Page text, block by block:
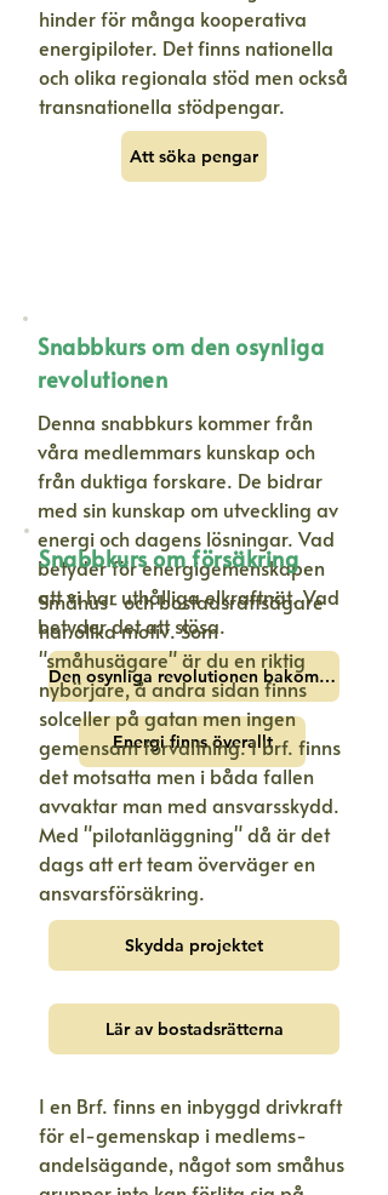
hinder för många kooperativa
energipiloter. Det finns nationella
och olika regionala stöd men också
transnationella stödpengar.
Att söka pengar
Snabbkurs om den osynliga
revolutionen
Denna snabbkurs kommer från
våra medlemmars kunskap och
från duktiga forskare. De bidrar
med sin kunskap om utveckling av
energi och dagens lösningar. Vad
betyder för energigemenskapen
att vi har uthålliga elkraftnät. Vad
betyder det att slösa.
Den osynliga revolutionen bakom eluttaget
Energi finns överallt
Snabbkurs om försäkring
Småhus- och bostadsrättsägare
har olika motiv. Som
"småhusägare" är du en riktig
nybörjare, å andra sidan finns
solceller på gatan men ingen
gemensam förvaltning. I brf. finns
det motsatta men i båda fallen
avvaktar man med ansvarsskydd.
Med "pilotanläggning" då är det
dags att ert team överväger en
ansvarsförsäkring.
Skydda projektet
Lär av bostadsrätterna
I en Brf. finns en inbyggd drivkraft
för el-gemenskap i medlems-
andelsägande, något som småhus